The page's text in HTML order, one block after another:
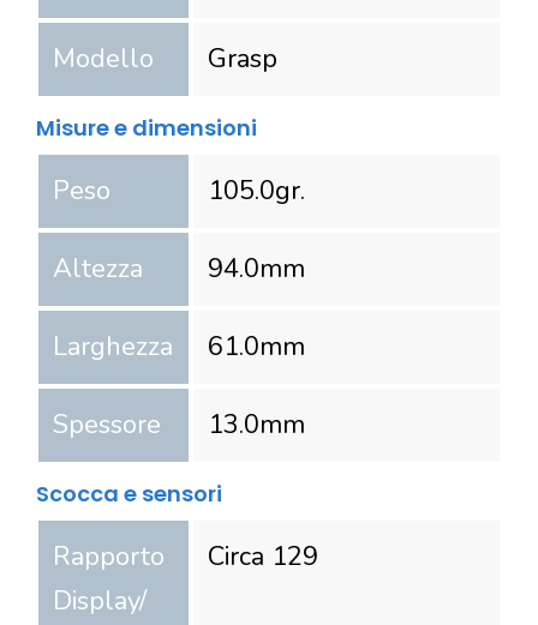
Modello Grasp
Misure e dimensioni
Peso 105.0gr.
Altezza 94.0mm
Larghezza 61.0mm
Spessore 13.0mm
Scocca e sensori
Rapporto
Display/
Circa 129